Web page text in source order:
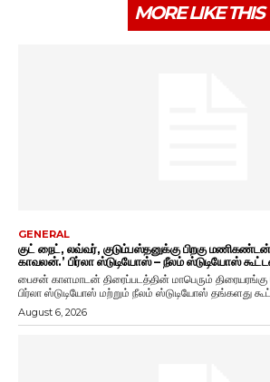
MORE LIKE THIS
GENERAL
குட் நைட், லவ்வர், குடும்பஸ்தனுக்கு பிறகு மணிகண்டன்
காவலன்.’ பிர்லா ஸ்டுடியோஸ் – நீலம் ஸ்டுடியோஸ்
பைசன் காளமாடன் திரைப்படத்தின் மாபெரும்
பிர்லா ஸ்டுடியோஸ் மற்றும் நீலம் ஸ்டுடியோஸ் தங்களது
August 6, 2026